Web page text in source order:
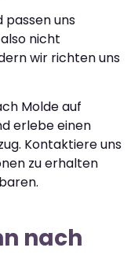
passen uns
nicht
wir richten uns
Molde auf
erlebe einen
Kontaktiere uns
zu erhalten
nach